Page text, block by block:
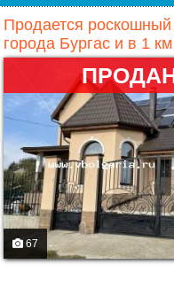
Продается
города Бургас и в 1
67